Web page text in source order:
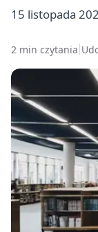
15 listopada
2 min czytania